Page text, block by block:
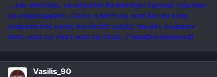
...,εάν αποτύχει, τουλάχιστον θα αποτύχει έχοντας τολμήσει
να μεγαλουργήσει. Οπότε η θέση του ποτέ δεν θα είναι
ανάμεσα στις κρύες και δειλές ψυχές, που δεν γνώρισαν
ποτέ, ούτε τις νίκες ούτε τις ήττες. (Theodore Roosevelt)
Vasilis_90